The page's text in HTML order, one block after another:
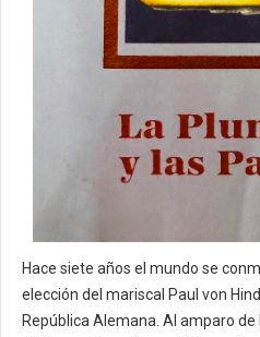
Hace siete años el mundo se
elección del mariscal Paul von
República Alemana. Al amparo